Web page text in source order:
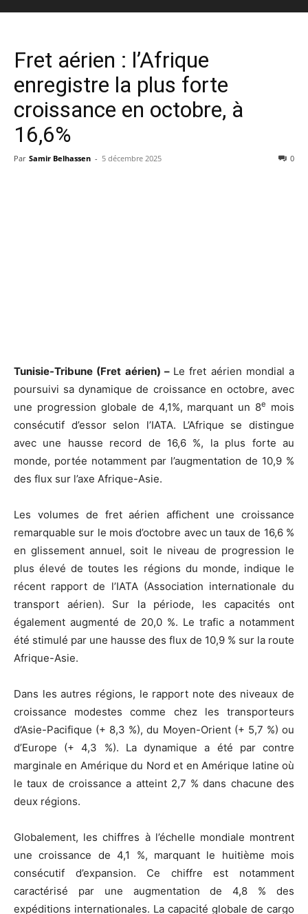
Fret aérien : l’Afrique
enregistre la plus forte
croissance en octobre, à
16,6%
Par Samir Belhassen - 5 décembre 2025 0
Tunisie-Tribune (Fret aérien) – Le fret aérien mondial a
poursuivi sa dynamique de croissance en octobre, avec
une progression globale de 4,1%, marquant un 8e
mois
consécutif d’essor selon l’IATA. L’Afrique se distingue
avec une hausse record de 16,6 %, la plus forte au
monde, portée notamment par l’augmentation de 10,9 %
des flux sur l’axe Afrique-Asie.
Les volumes de fret aérien affichent une croissance
remarquable sur le mois d’octobre avec un taux de 16,6 %
en glissement annuel, soit le niveau de progression le
plus élevé de toutes les régions du monde, indique le
récent rapport de l’IATA (Association internationale du
transport aérien). Sur la période, les capacités ont
également augmenté de 20,0 %. Le trafic a notamment
été stimulé par une hausse des flux de 10,9 % sur la route
Afrique-Asie.
Dans les autres régions, le rapport note des niveaux de
croissance modestes comme chez les transporteurs
d’Asie-Pacifique (+ 8,3 %), du Moyen-Orient (+ 5,7 %) ou
d’Europe (+ 4,3 %). La dynamique a été par contre
marginale en Amérique du Nord et en Amérique latine où
le taux de croissance a atteint 2,7 % dans chacune des
deux régions.
Globalement, les chiffres à l’échelle mondiale montrent
une croissance de 4,1 %, marquant le huitième mois
consécutif d’expansion. Ce chiffre est notamment
caractérisé par une augmentation de 4,8 % des
expéditions internationales. La capacité globale de cargo